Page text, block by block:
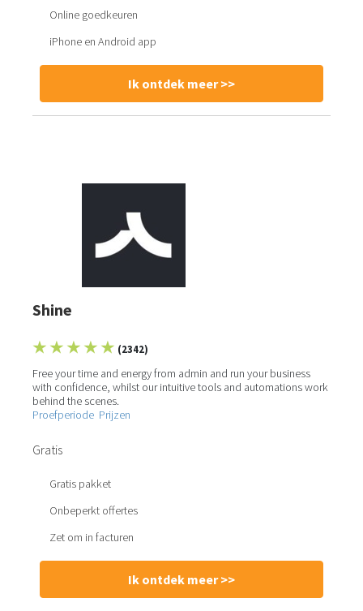
Online goedkeuren
iPhone en Android app
Ik ontdek meer >>
Shine
★ ★ ★ ★ ★ (2342)
Free your time and energy from admin and run your business
with confidence, whilst our intuitive tools and automations work
behind the scenes.
Proefperiode Prijzen
Gratis
Gratis pakket
Onbeperkt offertes
Zet om in facturen
Ik ontdek meer >>